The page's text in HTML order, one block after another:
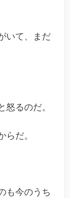
いて、まだ
怒るのだ。
らだ。
も今のうち